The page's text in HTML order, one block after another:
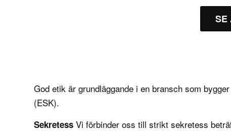
SE
God etik är grundläggande i en bransch som
(ESK).
Sekretess Vi förbinder oss till strikt sekretess